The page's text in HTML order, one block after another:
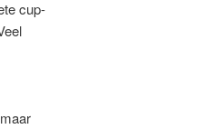
cup-